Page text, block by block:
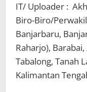
IT/ Uploader :
Biro-Biro/
Banjarbaru,
Raharjo),
Tabalong, Tanah
Kalimantan